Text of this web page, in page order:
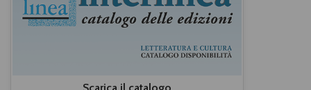
Scarica il catalogo